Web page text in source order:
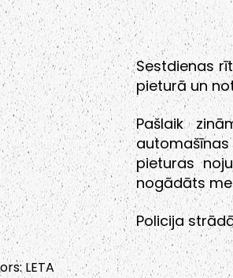
Sestdienas
pieturā un
Pašlaik
pieturas
nogādāts
Policija
LETA